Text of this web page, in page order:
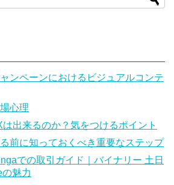
ンペーンにおけるビジュアルコンテ
心理
出来るのか？気をつけるポイント
前に知っておくべき重要なステップ
での取引ガイド｜バイナリー 土日
魅力